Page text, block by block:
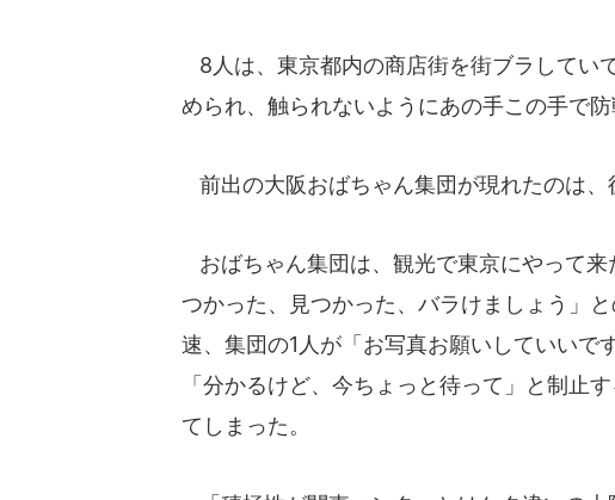
8人は、東京都内の商店街を街ブラしてい
められ、触られないようにあの手この手で防
前出の大阪おばちゃん集団が現れたのは、
おばちゃん集団は、観光で東京にやって
つかった、見つかった、バラけましょう」
速、集団の1人が「お写真お願いしていいで
「分かるけど、今ちょっと待って」と制止
てしまった。